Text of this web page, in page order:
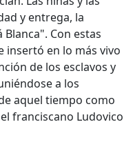
y entrega, la
Con estas
insertó en lo más vivo
de los esclavos y
a los
aquel tiempo como
franciscano Ludovico